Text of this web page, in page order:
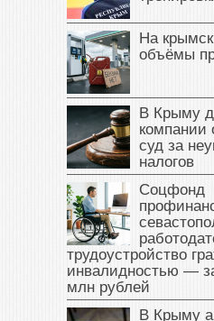
На
объёмы
В Крыму
компании
суд за
налогов
Соцфонд
трудоустройство
инвалидностью —
млн рублей
В Крыму